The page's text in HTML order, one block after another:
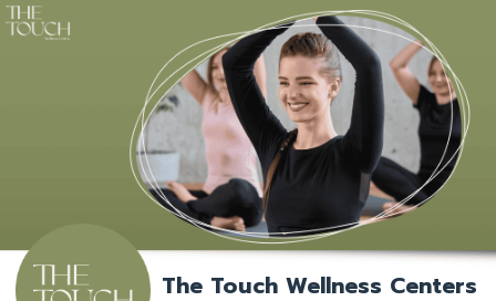
Skip
to
The Touch Wellness Centers